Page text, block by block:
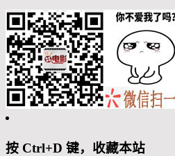
按 Ctrl+D 键，收藏本站